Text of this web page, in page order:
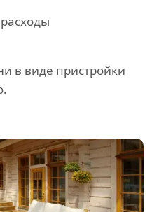
в виде пристройки